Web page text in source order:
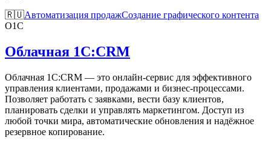
🇷🇺Автоматизация продажСоздание графического контента
О1C
Облачная 1С:CRM
Облачная 1С:CRM — это онлайн-сервис для эффективного
управления клиентами, продажами и бизнес-процессами.
Позволяет работать с заявками, вести базу клиентов,
планировать сделки и управлять маркетингом. Доступ из
любой точки мира, автоматические обновления и надёжное
резервное копирование.